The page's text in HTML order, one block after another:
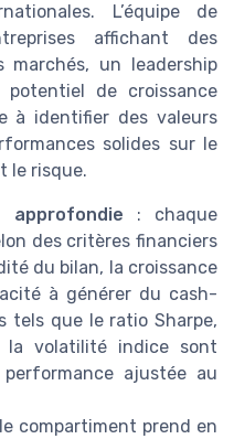
L’équipe de
affichant des
marchés, un leadership
potentiel de croissance
à identifier des valeurs
solides sur le
le risque.
approfondie : chaque
des critères financiers
du bilan, la croissance
à générer du cash-
tels que le ratio Sharpe,
la volatilité indice sont
ajustée au
compartiment prend en